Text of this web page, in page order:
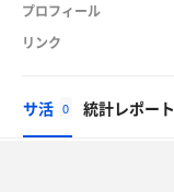
プロフィール
リンク
サ活 0 統計レポート